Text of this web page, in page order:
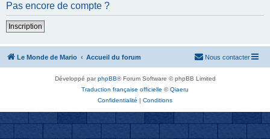
Pas encore de compte ?
Inscription
Le Monde de Mario Accueil du forum Nous contacter
Développé parphpBB® Forum Software © phpBB Limited
Traduction française officielle ©Qiaeru
Confidentialité | Conditions